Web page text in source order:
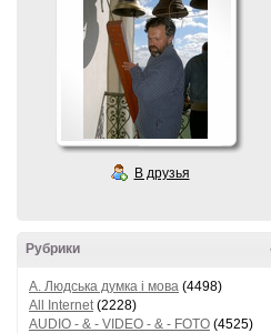
В друзья
Рубрики
A. Людська думка і мова (4498)
All Internet(2228)
AUDIO - & - VIDEO - & - FOTO (4525)